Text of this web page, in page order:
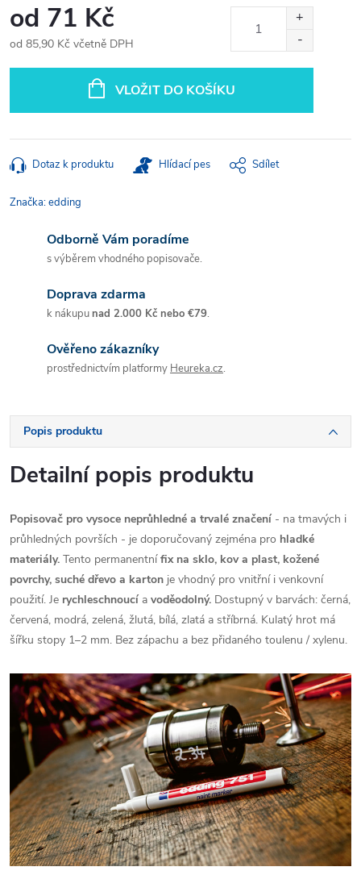
od 71 Kč
od 85,90 Kč včetně DPH
VLOŽIT DO KOŠÍKU
Dotaz k produktu Hlídací pes Sdílet
Značka:edding
Odborně Vám poradíme
s výběrem vhodného popisovače.
Doprava zdarma
k nákupunad 2.000 Kč nebo €79.
Ověřeno zákazníky
prostřednictvím platformy Heureka.cz.
Popis produktu
Detailní popis produktu
Popisovač pro vysoce neprůhledné a trvalé značení - na tmavých i
průhledných površích - je doporučovaný zejména pro hladké
materiály. Tento permanentnífix na sklo, kov a plast, kožené
povrchy, suché dřevo a karton je vhodný pro vnitřní i venkovní
použití. Je rychleschnoucí a voděodolný. Dostupný v barvách: černá,
červená, modrá, zelená, žlutá, bílá, zlatá a stříbrná. Kulatý hrot má
šířku stopy 1–2 mm. Bez zápachu a bez přidaného toulenu / xylenu.